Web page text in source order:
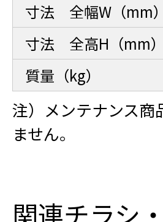
寸法 全幅W（mm）
寸法 全高H（mm）
質量（kg）
注）メンテナンス
ません。
関連チラシ